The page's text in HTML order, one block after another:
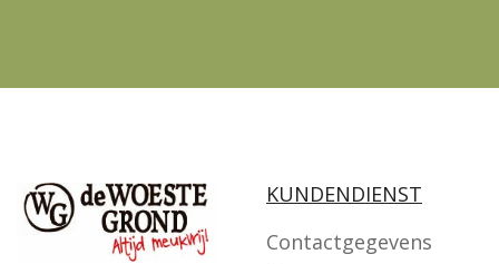
KUNDENDIENST
Contactgegevens